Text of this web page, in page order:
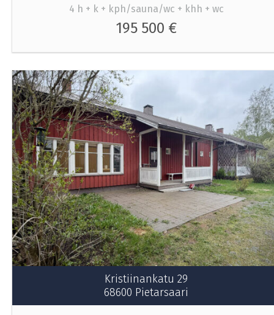
4 h + k + kph/sauna/wc + khh + wc
195 500 €
Kristiinankatu 29
68600 Pietarsaari